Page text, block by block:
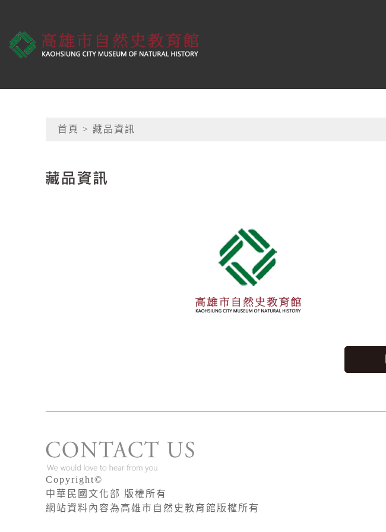
高雄市自然史教育館
網頁導覽
首頁 > 藏品資訊
Copyright©
中華民國文化部 版權所有
網站資料內容為高雄市自然史教育館版權所有